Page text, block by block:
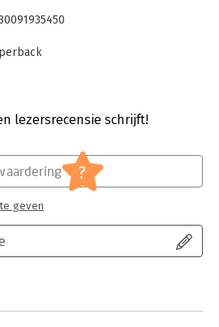
lezersrecensie schrijft!
?
geven